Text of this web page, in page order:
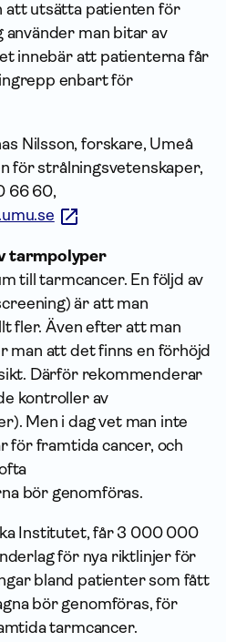
utsätta patienten för
man bitar av
innebär att patienterna får
enbart för
Nilsson, forskare, Umeå
för strålningsvetenskaper,
66 60,
tarmpolyper
till tarmcancer. En följd av
är att man
fler. Även efter att man
man att det finns en förhöjd
Därför rekommenderar
kontroller av
Men i dag vet man inte
för framtida cancer, och
bör genomföras.
Institutet, får 3 000 000
för nya riktlinjer för
bland patienter som fått
bör genomföras, för
tarmcancer.